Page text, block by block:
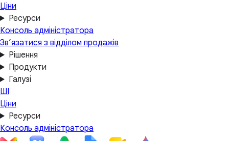
Ціни
Ресурси
Консоль адміністратора
Зв’язатися з відділом продажів
Рішення
Продукти
Галузі
ШІ
Ціни
Ресурси
Консоль адміністратора